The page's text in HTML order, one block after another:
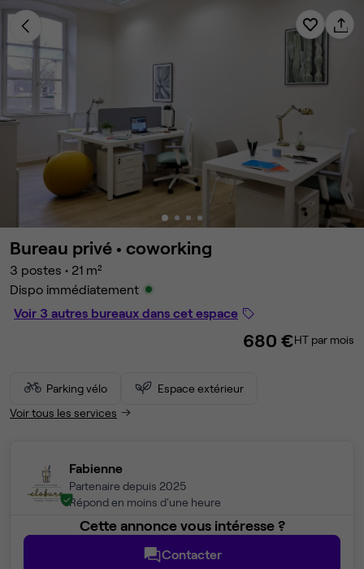
Bureau privé • coworking
3 postes • 21 m²
Dispo immédiatement
Voir 3 autres bureaux dans cet espace
680 €HT par mois
Parking vélo
Espace extérieur
Voir tous les services
Fabienne
Partenaire depuis 2025
Répond en moins d'une heure
Cette annonce vous intéresse ?
Contacter